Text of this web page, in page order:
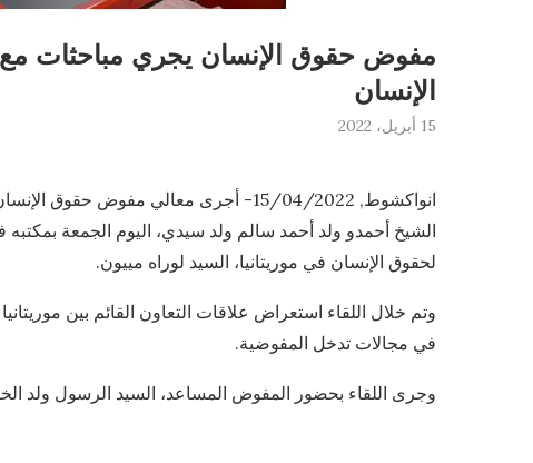
مفوض حقوق الإنسان يجري مباحثات
الإنسان
15 أبريل، 2022
انواكشوط, 15/04/2022- أجرى معالي مفوض
الشيخ أحمدو ولد أحمد سالم ولد سيدي، اليوم الجمعة
لحقوق الإنسان في موريتانيا، السيد لوراه مييون.
وتم خلال اللقاء استعراض علاقات التعاون القائم بين
في مجالات تدخل المفوضية.
وجرى اللقاء بحضور المفوض المساعد، السيد الرسول ولد